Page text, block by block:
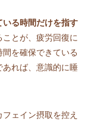
いる時間だけを指す
とが、疲労回復に
を確保できている
れば、意識的に睡
ェイン摂取を控え